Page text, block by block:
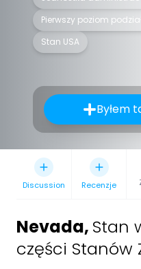
Pierwszy poziom
Stan USA
Byłem
Discussion Recenzje
Nevada, Stan
części Stanów